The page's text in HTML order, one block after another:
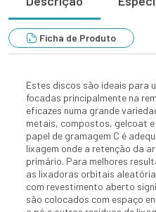
Ficha de Produto
Estes discos são ideais para
focadas principalmente na
eficazes numa grande
metais, compostos, gelcoat
papel de gramagem C é
lixagem onde a retenção da
primário. Para melhores
as lixadoras orbitais
com revestimento aberto
são colocados com espaço